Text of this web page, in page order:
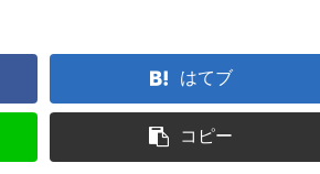
はてブ
コピー